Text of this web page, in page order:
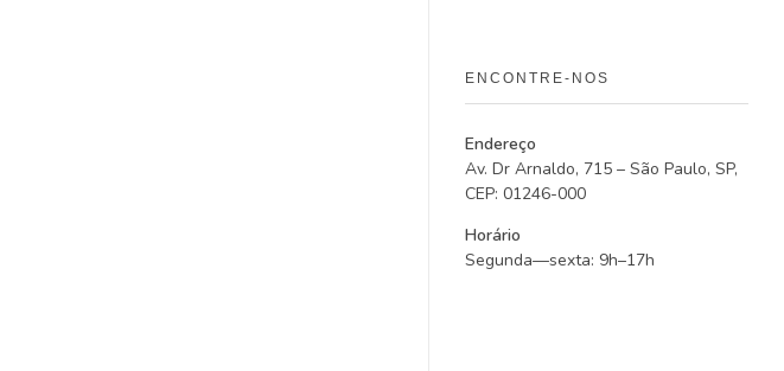
ENCONTRE-NOS
Endereço
Av. Dr Arnaldo, 715 – São Paulo, SP,
CEP: 01246-000
Horário
Segunda—sexta: 9h–17h